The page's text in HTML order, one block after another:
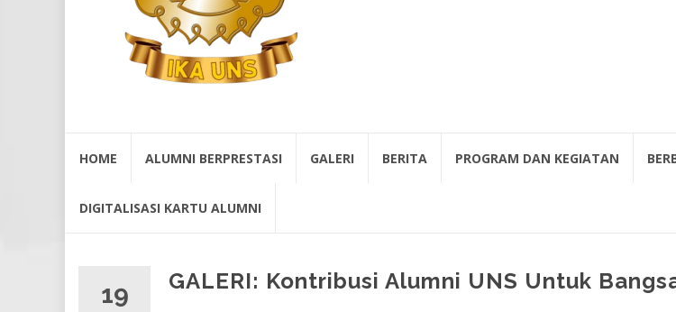
HOME ALUMNI BERPRESTASI GALERI BERITA PROGRAM DAN KEGIATAN
DIGITALISASI KARTU ALUMNI
19 GALERI: Kontribusi Alumni UNS Untuk